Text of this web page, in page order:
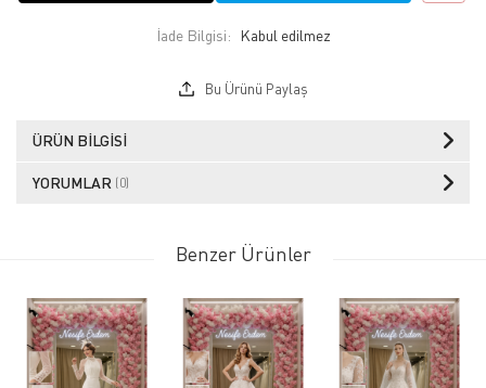
İade Bilgisi:
Bu Ürünü Paylaş
ÜRÜN BILGISI
YORUMLAR (0)
Benzer Ürünler